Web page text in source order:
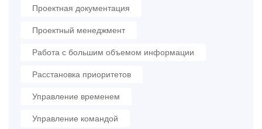
Проектная документация
Проектный менеджмент
Работа с большим объемом информации
Расстановка приоритетов
Управление временем
Управление командой